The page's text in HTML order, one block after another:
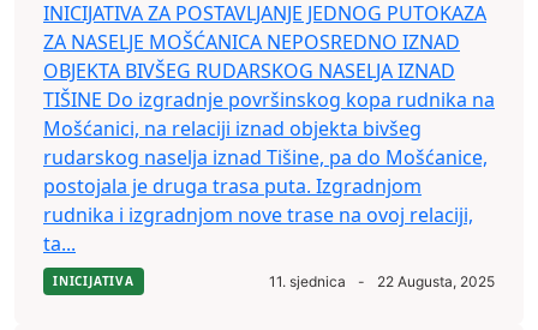
INICIJATIVA ZA POSTAVLJANJE JEDNOG PUTOKAZA
ZA NASELJE MOŠĆANICA NEPOSREDNO IZNAD
OBJEKTA BIVŠEG RUDARSKOG NASELJA IZNAD
TIŠINE Do izgradnje površinskog kopa rudnika na
Mošćanici, na relaciji iznad objekta bivšeg
rudarskog naselja iznad Tišine, pa do Mošćanice,
postojala je druga trasa puta. Izgradnjom
rudnika i izgradnjom nove trase na ovoj relaciji,
ta...
INICIJATIVA 11. sjednica - 22 Augusta, 2025